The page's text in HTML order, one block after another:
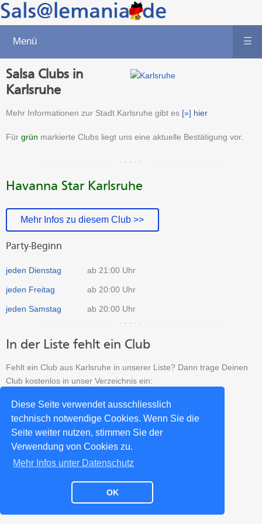
Diese Seite verwendet ausschliesslich
technisch notwendige Cookies. Wenn Sie die
Seite weiter nutzen, stimmen Sie der
Verwendung von Cookies zu.
Mehr Infos unter Datenschutz
OK
Menü ☰
Salsa Clubs in
Karlsruhe
Mehr Informationen zur Stadt Karlsruhe gibt es [»] hier
Für grün markierte Clubs liegt uns eine aktuelle Bestätigung vor.
Havanna Star Karlsruhe
Mehr Infos zu diesem Club >>
Party-Beginn
jeden Dienstag ab 21:00 Uhr
jeden Freitag ab 20:00 Uhr
jeden Samstag ab 20:00 Uhr
In der Liste fehlt ein Club
Fehlt ein Club aus Karlsruhe in unserer Liste? Dann trage Deinen
Club kostenlos in unser Verzeichnis ein:
Salsa Club neu eintragen >>
Impressum Datenschutz